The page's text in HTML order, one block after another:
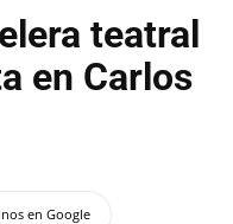
teatral
en Carlos
en Google